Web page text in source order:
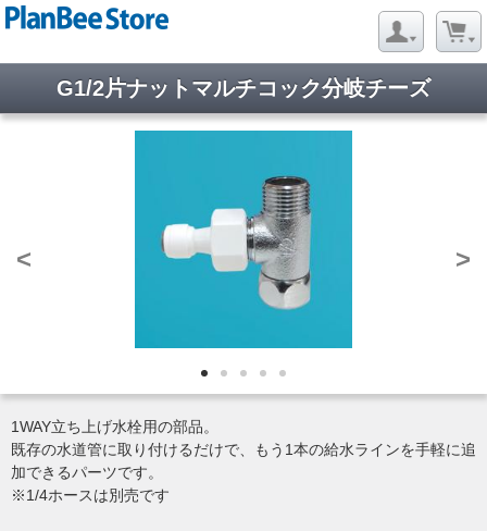
G1/2片ナットマルチコック分岐チーズ
< >
1WAY立ち上げ水栓用の部品。
既存の水道管に取り付けるだけで、もう1本の給水ラインを手軽に追
加できるパーツです。
※1/4ホースは別売です